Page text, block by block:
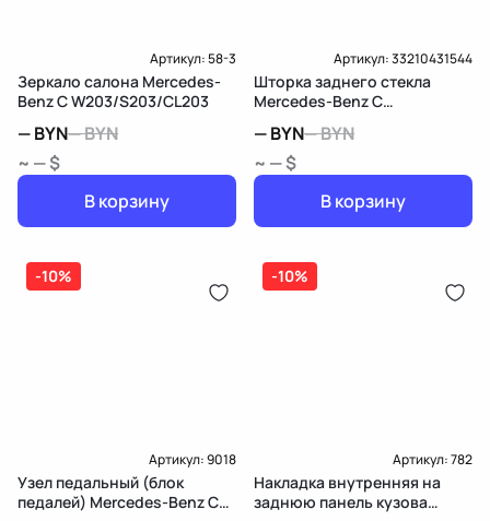
Артикул:58-3
Зеркало салона Mercedes-
Benz C W203/S203/CL203
—BYN—BYN
~ — $
В корзину
Артикул:33210431544
Шторка заднего стекла
Mercedes-Benz C
—BYN—BYN
~ — $
В корзину
-10%
Артикул:9018
Узел педальный (блок
педалей) Mercedes-Benz C
-10%
Артикул:782
Накладка внутренняя на
заднюю панель кузова